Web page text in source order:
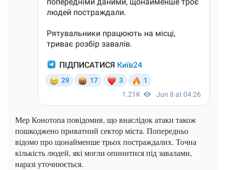
Мер Конотопа повідомив, що внаслідок атаки також
пошкоджено приватний сектор міста. Попередньо
відомо про щонайменше трьох постраждалих. Точна
кількість людей, які могли опинитися під завалами,
наразі уточнюється.